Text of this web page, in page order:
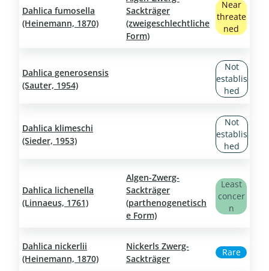
Dahlica fumosella
(Heinemann, 1870)
Sackträger
(zweigeschlechtliche
Form)
Near
threate
ned
Dahlica generosensis
(Sauter, 1954)
Not
establis
hed
Dahlica klimeschi
(Sieder, 1953)
Not
establis
hed
Dahlica lichenella
(Linnaeus, 1761)
Algen-Zwerg-
Sackträger
(parthenogenetisch
e Form)
Least
concer
n
Dahlica nickerlii
(Heinemann, 1870)
Nickerls Zwerg-
Sackträger
Rare